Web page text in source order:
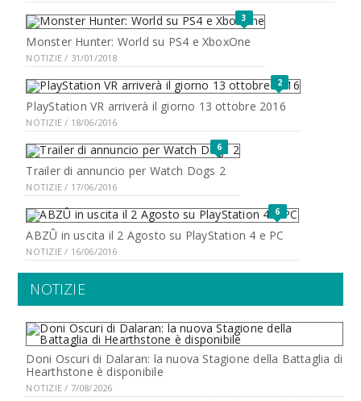
3
Monster Hunter: World su PS4 e XboxOne
NOTIZIE / 31/01/2018
2
PlayStation VR arriverà il giorno 13 ottobre 2016
NOTIZIE / 18/06/2016
6
Trailer di annuncio per Watch Dogs 2
NOTIZIE / 17/06/2016
6
ABZÛ in uscita il 2 Agosto su PlayStation 4 e PC
NOTIZIE / 16/06/2016
NOTIZIE
Doni Oscuri di Dalaran: la nuova Stagione della Battaglia di
Hearthstone è disponibile
NOTIZIE / 7/08/2026